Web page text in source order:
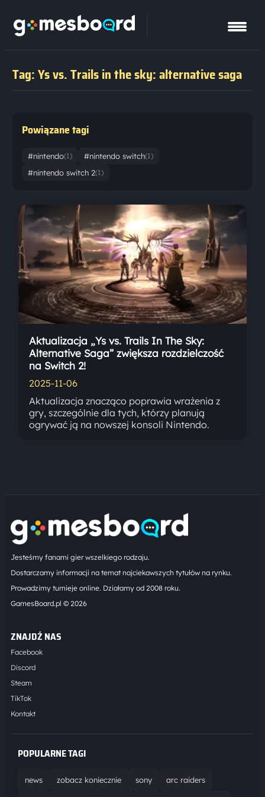
Tag: Ys vs. Trails in the sky: alternative saga
Powiązane tagi
#nintendo(1) #nintendo switch(1)
#nintendo switch 2(1)
Aktualizacja „Ys vs. Trails In The Sky:
Alternative Saga” zwiększa rozdzielczość
na Switch 2!
2025-11-06
Aktualizacja znacząco poprawia wrażenia z
gry, szczególnie dla tych, którzy planują
ogrywać ją na nowszej konsoli Nintendo.
Jesteśmy fanami gier wszelkiego rodzaju.
Dostarczamy informacji na temat najciekawszych tytułów na rynku.
Prowadzimy turnieje online. Działamy od 2008 roku.
GamesBoard.pl © 2026
ZNAJDŹ NAS
Facebook
Discord
Steam
TikTok
Kontakt
POPULARNE TAGI
news zobacz koniecznie sony arc raiders